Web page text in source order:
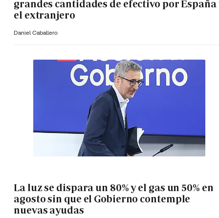
grandes cantidades de efectivo por España
el extranjero
Daniel Caballero
La luz se dispara un 80% y el gas un 50% en
agosto sin que el Gobierno contemple
nuevas ayudas